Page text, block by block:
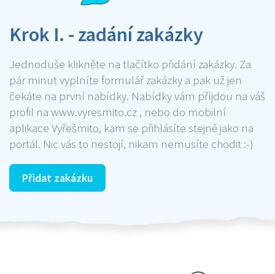
Krok I. - zadání zakázky
Jednoduše klikněte na tlačítko přidání zakázky. Za
pár minut vyplníte formulář zakázky a pak už jen
čekáte na první nabídky. Nabídky vám příjdou na váš
profil na www.vyresmito.cz , nebo do mobilní
aplikace Vyřešmito, kam se přihlásíte stejně jako na
portál. Nic vás to nestojí, nikam nemusíte chodit :-)
Přidat zakázku